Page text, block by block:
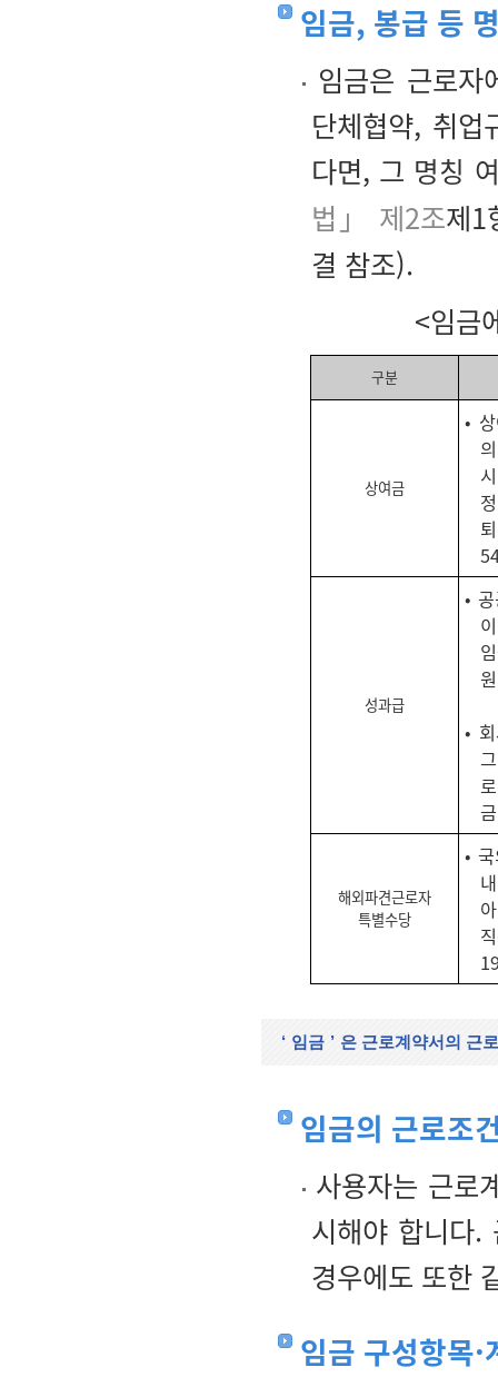
임금, 봉급 등
임금은 근로자
단체협약, 취
다면, 그 명칭
법」 제2조제1
결 참조).
<임금
구분
상여금
•
성과급
•
•
해외파견근로자
특별수당
•
‘ 임금 ’ 은 근로계약서의 근
임금의 근로조
사용자는 근로
시해야 합니다.
경우에도 또한
임금 구성항목